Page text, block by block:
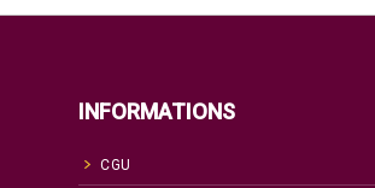
INFORMATIONS
CGU